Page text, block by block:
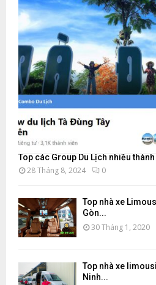
Top các Group Du Lịch nhiều
28 Tháng 8, 2024 0
Top nhà xe
Gòn...
30 Tháng 1, 2020
Top nhà xe
Ninh...